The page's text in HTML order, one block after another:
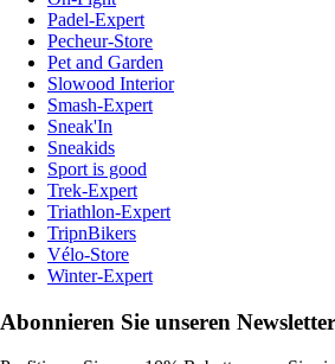
Padel-Expert
Pecheur-Store
Pet and Garden
Slowood Interior
Smash-Expert
Sneak'In
Sneakids
Sport is good
Trek-Expert
Triathlon-Expert
TripnBikers
Vélo-Store
Winter-Expert
Abonnieren Sie unseren Newsletter